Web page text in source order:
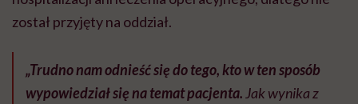
został przyjęty na oddział.
„Trudno nam odnieść się do tego, kto w ten sposób
wypowiedział się na temat pacjenta. Jak wynika z